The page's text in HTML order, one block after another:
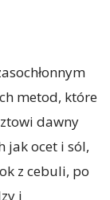
metod, które
dawny
jak ocet i sól,
z cebuli, po
i